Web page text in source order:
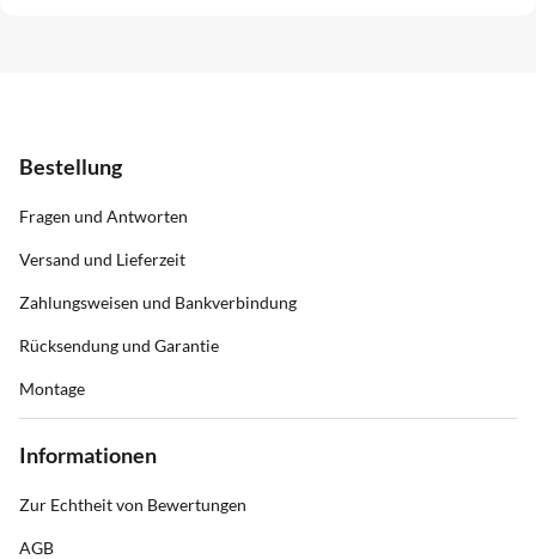
Bestellung
Fragen und Antworten
Versand und Lieferzeit
Zahlungsweisen und Bankverbindung
Rücksendung und Garantie
Montage
Informationen
Zur Echtheit von Bewertungen
AGB